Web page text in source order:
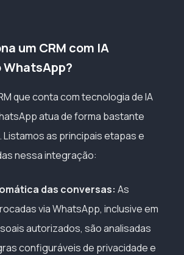
um CRM com IA
que conta com tecnologia de IA
atua de forma bastante
Listamos as principais etapas e
nessa integração:
das conversas: As
via WhatsApp, inclusive em
autorizados, são analisadas
configuráveis de privacidade e